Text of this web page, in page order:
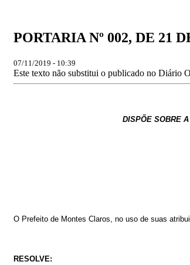
PORTARIA Nº 002, DE 21
07/11/2019 - 10:39
Este texto não substitui o publicado no Diário
DISPÕE SOBRE
O Prefeito de Montes Claros, no uso de suas
RESOLVE: